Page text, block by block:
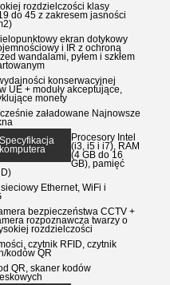
rozdzielczości klasy
do 45 z zakresem jasności
ekran dotykowy
i IR z ochroną
wandalami, pyłem i szkłem
konserwacyjnej
UE + moduły akceptujące,
monety
załadowane Najnowsze
Specyfikacja
komputera
Procesory Intel
(i3, i5 i i7), RAM
(4 GB do 16
GB), pamięć
Ethernet, WiFi i
bezpieczeństwa CCTV +
rozpoznawcza twarzy o
rozdzielczości
czytnik RFID, czytnik
kodów QR
QR, skaner kodów